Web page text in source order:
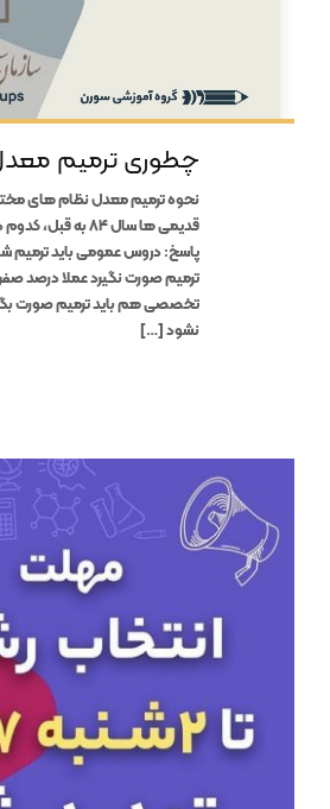
چطوری ترمیم
نحوه ترمیم معدل نظام های
قدیمی ها سال 84 به
پاسخ: دروس عمومی باید ترمیم
ترمیم صورت نگیرد عملا درصد
تخصصی هم باید ترمیم صورت
نشود […]